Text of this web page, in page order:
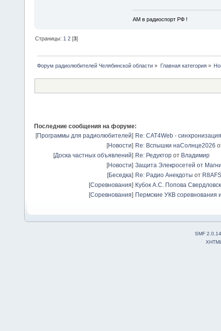
АМ в радиоспорт РФ !
Страницы: 1 2 [3]
Форум радиолюбителей Челябинской области » Главная категория»
Последние сообщения на форуме:
[Программы для радиолюбителей] Re: CAT4Web -
[Новости] Re: Вспышки наСолнце2026
[Доска частных объявлений] Re: Редуктор от Владимир
[Новости] Защита Элекросетей от
[Беседка] Re: Радио Анекдоты от R8AFS
[Соревнования] Кубок А.С. Попова
[Соревнования] Пермские УКВ соревнования
SMF 2.0.14